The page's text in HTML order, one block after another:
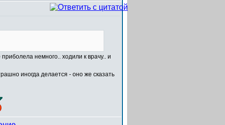
немного.. ходили к врачу.. и
иногда делается - оно же сказать